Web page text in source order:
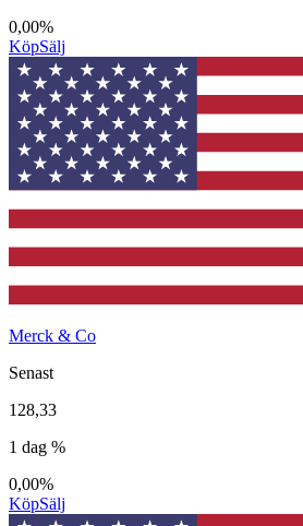
0,00%
KöpSälj
Merck & Co
Senast
128,33
1 dag %
0,00%
KöpSälj